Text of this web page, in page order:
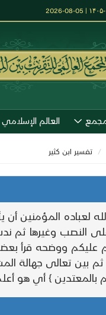
العالم الإسلامي
تفـسير ابن كثير
لعباده المؤمنين
النصب وغيرها ثم
عليكم ووضحه قرأ
بين تعالى جهالة
بالمعتدين } أي هو